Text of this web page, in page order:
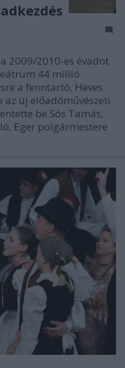
2009/2010-es évadot
44 millió
a fenntartó, Heves
az új előadóművészeti
be Sós Tamás,
Eger polgármestere